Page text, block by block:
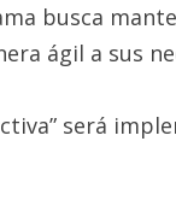
busca
ágil a sus
será